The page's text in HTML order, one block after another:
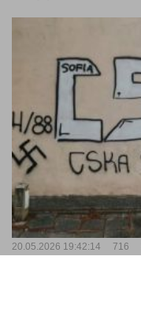
20.05.2026 19:42:14 716